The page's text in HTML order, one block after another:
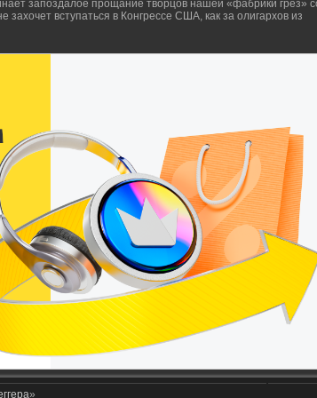
запоздалое прощание творцов нашей «фабрики грез»
вступаться в Конгрессе США, как за олигархов из
»